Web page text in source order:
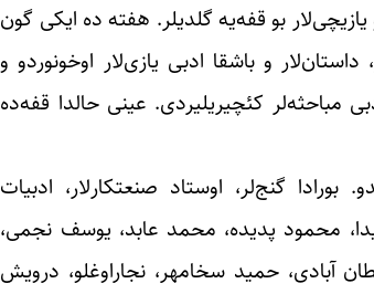
بو قفه‌یه گلدیلر. هفته ده ایکی گون
و باشقا ادبی یازی‌لار اوخونوردو و
مباحثه‌لر کئچیریلیردی. عینی حالدا قفه‌ده
گنج‌لر، اوستاد صنعتکارلار، ادبیات
محمود پدیده، محمد عابد، یوسف نجمی،
آبادی، حمید سخامهر، نجاراوغلو، درویش